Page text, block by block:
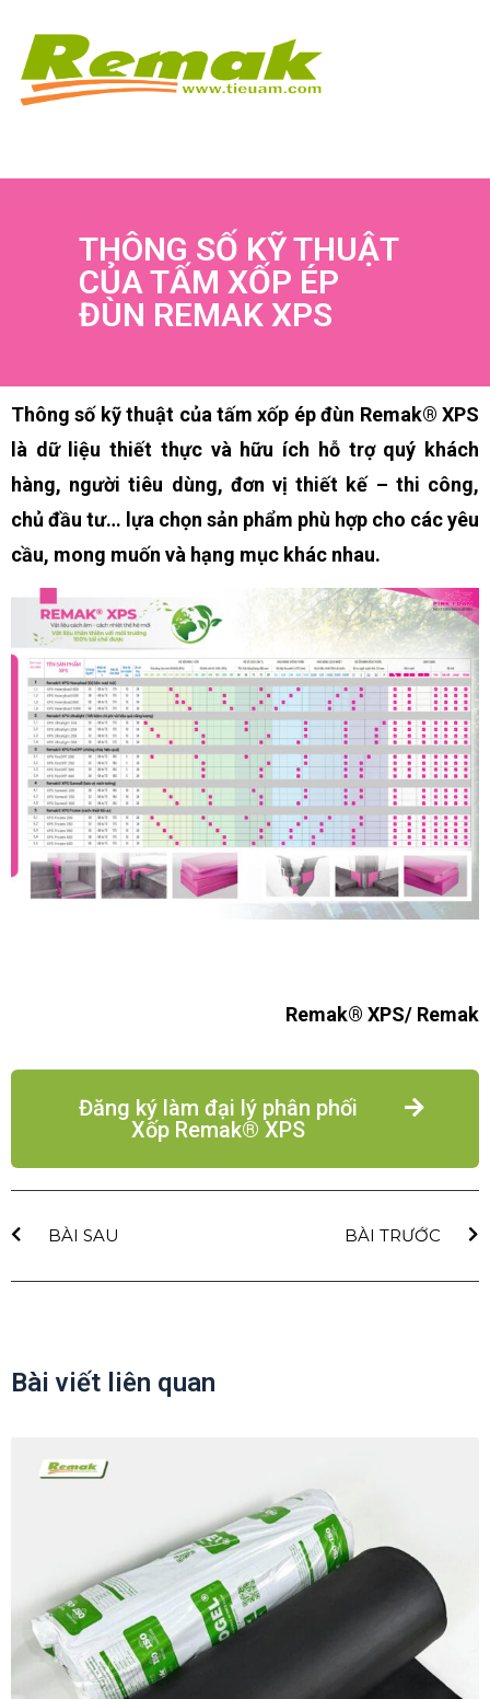
THÔNG SỐ KỸ THUẬT
CỦA TẤM XỐP ÉP
ĐÙN REMAK XPS
Thông số kỹ thuật của tấm xốp ép đùn Remak® XPS
là dữ liệu thiết thực và hữu ích hỗ trợ quý khách
hàng, người tiêu dùng, đơn vị thiết kế – thi công,
chủ đầu tư… lựa chọn sản phẩm phù hợp cho các yêu
cầu, mong muốn và hạng mục khác nhau.
Remak® XPS/ Remak
Đăng ký làm đại lý phân phối
Xốp Remak® XPS
BÀI SAU BÀI TRƯỚC
Bài viết liên quan